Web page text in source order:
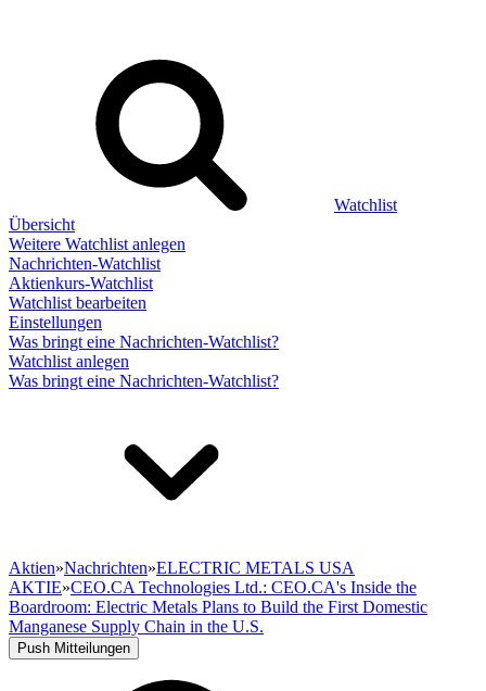
Watchlist
Übersicht
Weitere Watchlist anlegen
Nachrichten-Watchlist
Aktienkurs-Watchlist
Watchlist bearbeiten
Einstellungen
Was bringt eine Nachrichten-Watchlist?
Watchlist anlegen
Was bringt eine Nachrichten-Watchlist?
Aktien»Nachrichten»ELECTRIC METALS USA
AKTIE»CEO.CA Technologies Ltd.: CEO.CA's Inside the
Boardroom: Electric Metals Plans to Build the First Domestic
Manganese Supply Chain in the U.S.
Push Mitteilungen